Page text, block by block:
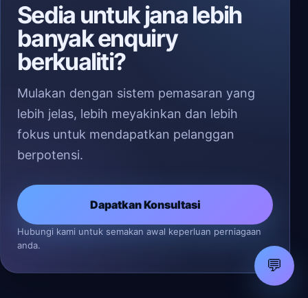
Sedia untuk jana lebih
banyak enquiry
berkualiti?
Mulakan dengan sistem pemasaran yang
lebih jelas, lebih meyakinkan dan lebih
fokus untuk mendapatkan pelanggan
berpotensi.
Dapatkan Konsultasi
Hubungi kami untuk semakan awal keperluan perniagaan
anda.
💬